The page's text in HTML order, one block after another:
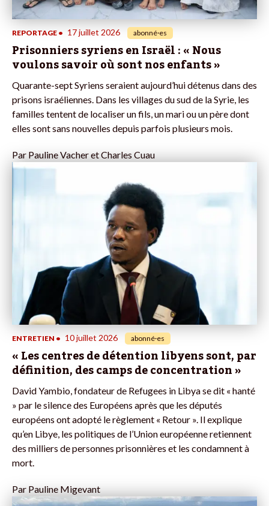
REPORTAGE • 17 juillet 2026 abonné·es
Prisonniers syriens en Israël : « Nous
voulons savoir où sont nos enfants »
Quarante-sept Syriens seraient aujourd’hui détenus dans des
prisons israéliennes. Dans les villages du sud de la Syrie, les
familles tentent de localiser un fils, un mari ou un père dont
elles sont sans nouvelles depuis parfois plusieurs mois.
Par Pauline Vacher et Charles Cuau
ENTRETIEN • 10 juillet 2026 abonné·es
« Les centres de détention libyens sont, par
définition, des camps de concentration »
David Yambio, fondateur de Refugees in Libya se dit « hanté
» par le silence des Européens après que les députés
européens ont adopté le règlement « Retour ». Il explique
qu’en Libye, les politiques de l’Union européenne retiennent
des milliers de personnes prisonnières et les condamnent à
mort.
Par Pauline Migevant